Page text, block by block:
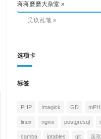
蒋蒋磨磨大杂堂
吴玖乱笔
选项卡
标签
PHP Imagick GD
linux nginx postgresql
samba iptables git 吴